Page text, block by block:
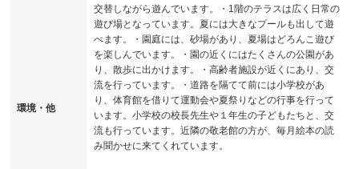
環境・他
交替しながら遊んでいます。・1階のテラスは広く日常の
遊び場となっています。夏には大きなプールも出して遊
べます。・園庭には、砂場があり、夏場はどろんこ遊び
を楽しんでいます。・園の近くにはたくさんの公園があ
り、散歩に出かけます。・高齢者施設が近くにあり、交
流を行っています。・道路を隔てて前には小学校があ
り、体育館を借りて運動会や夏祭りなどの行事を行って
います。小学校の校長先生や１年生の子どもたちと、交
流も行っています。近隣の敬老館の方が、毎月絵本の読
み聞かせに来てくれています。